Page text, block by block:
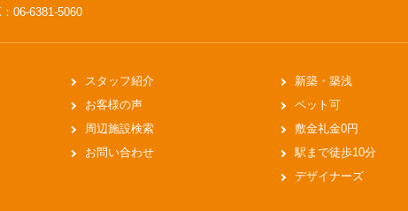
06-6381-5060
スタッフ紹介
お客様の声
周辺施設検索
お問い合わせ
新築・築浅
ペット可
敷金礼金0円
駅まで徒歩10分
デザイナーズ